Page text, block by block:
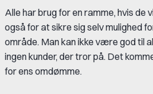
Alle har brug for en ramme, hvis de
også for at sikre sig selv mulighed
område. Man kan ikke være god til
ingen kunder, der tror på. Det
for ens omdømme.